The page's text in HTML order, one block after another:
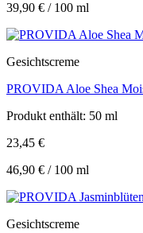
39,90 € / 100 ml
Gesichtscreme
PROVIDA Aloe Shea
Produkt enthält: 50 ml
23,45 €
46,90 € / 100 ml
Gesichtscreme